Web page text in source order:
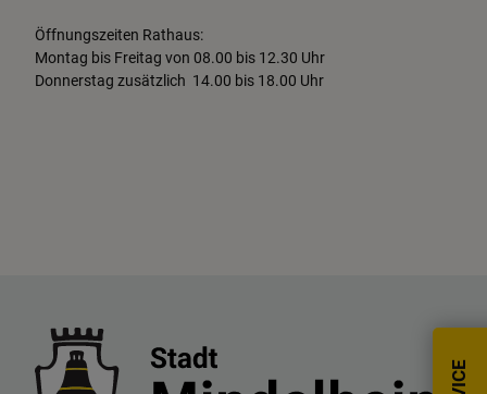
Öffnungszeiten Rathaus:
Montag bis Freitag von 08.00 bis 12.30 Uhr
Donnerstag zusätzlich 14.00 bis 18.00 Uhr